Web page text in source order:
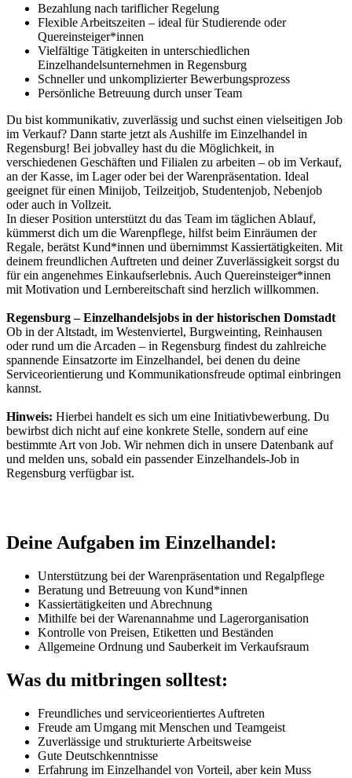
Bezahlung nach tariflicher Regelung
Flexible Arbeitszeiten – ideal für Studierende oder
Quereinsteiger*innen
Vielfältige Tätigkeiten in unterschiedlichen
Einzelhandelsunternehmen in Regensburg
Schneller und unkomplizierter Bewerbungsprozess
Persönliche Betreuung durch unser Team
Du bist kommunikativ, zuverlässig und suchst einen vielseitigen Job
im Verkauf? Dann starte jetzt als Aushilfe im Einzelhandel in
Regensburg! Bei jobvalley hast du die Möglichkeit, in
verschiedenen Geschäften und Filialen zu arbeiten – ob im Verkauf,
an der Kasse, im Lager oder bei der Warenpräsentation. Ideal
geeignet für einen Minijob, Teilzeitjob, Studentenjob, Nebenjob
oder auch in Vollzeit.
In dieser Position unterstützt du das Team im täglichen Ablauf,
kümmerst dich um die Warenpflege, hilfst beim Einräumen der
Regale, berätst Kund*innen und übernimmst Kassiertätigkeiten. Mit
deinem freundlichen Auftreten und deiner Zuverlässigkeit sorgst du
für ein angenehmes Einkaufserlebnis. Auch Quereinsteiger*innen
mit Motivation und Lernbereitschaft sind herzlich willkommen.
Regensburg – Einzelhandelsjobs in der historischen Domstadt
Ob in der Altstadt, im Westenviertel, Burgweinting, Reinhausen
oder rund um die Arcaden – in Regensburg findest du zahlreiche
spannende Einsatzorte im Einzelhandel, bei denen du deine
Serviceorientierung und Kommunikationsfreude optimal einbringen
kannst.
Hinweis: Hierbei handelt es sich um eine Initiativbewerbung. Du
bewirbst dich nicht auf eine konkrete Stelle, sondern auf eine
bestimmte Art von Job. Wir nehmen dich in unsere Datenbank auf
und melden uns, sobald ein passender Einzelhandels-Job in
Regensburg verfügbar ist.
Deine Aufgaben im Einzelhandel:
Unterstützung bei der Warenpräsentation und Regalpflege
Beratung und Betreuung von Kund*innen
Kassiertätigkeiten und Abrechnung
Mithilfe bei der Warenannahme und Lagerorganisation
Kontrolle von Preisen, Etiketten und Beständen
Allgemeine Ordnung und Sauberkeit im Verkaufsraum
Was du mitbringen solltest:
Freundliches und serviceorientiertes Auftreten
Freude am Umgang mit Menschen und Teamgeist
Zuverlässige und strukturierte Arbeitsweise
Gute Deutschkenntnisse
Erfahrung im Einzelhandel von Vorteil, aber kein Muss